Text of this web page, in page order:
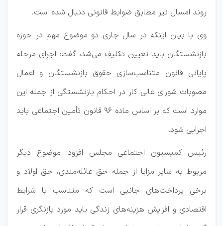
روند امسال نیز مطابق ضوابط قانونی دنبال شده است.
وی با بیان اینکه در سال جاری دو موضوع مهم در حوزه
بازنشستگان باید تعیین تکلیف می‌شد، گفت: اجرای مرحله
پایانی قانون متناسب‌سازی حقوق بازنشستگان و اعمال
مصوبات شورای عالی کار در احکام بازنشستگی از جمله این
موارد است که بر اساس ماده ۹۶ قانون تأمین اجتماعی باید
اجرایی شود.
رئیس کمیسیون اجتماعی مجلس افزود: موضوع دیگر
مربوط به سایر مزایا از جمله حق عائله‌مندی، حق اولاد و
برخی پرداخت‌های جانبی است که متناسب با شرایط
اقتصادی و افزایش هزینه‌های زندگی باید مورد بازنگری قرار